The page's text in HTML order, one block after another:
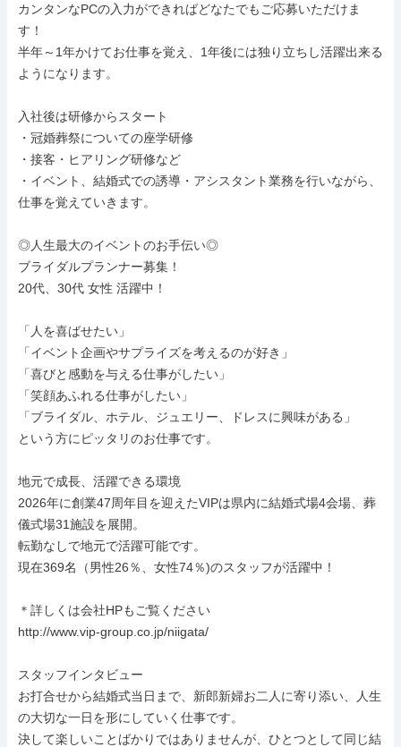
カンタンなPCの入力ができればどなたでもご応募いただけま
す！
半年～1年かけてお仕事を覚え、1年後には独り立ちし活躍出来る
ようになります。
入社後は研修からスタート
・冠婚葬祭についての座学研修
・接客・ヒアリング研修など
・イベント、結婚式での誘導・アシスタント業務を行いながら、
仕事を覚えていきます。
◎人生最大のイベントのお手伝い◎
ブライダルプランナー募集！
20代、30代 女性 活躍中！
「人を喜ばせたい」
「イベント企画やサプライズを考えるのが好き」
「喜びと感動を与える仕事がしたい」
「笑顔あふれる仕事がしたい」
「ブライダル、ホテル、ジュエリー、ドレスに興味がある」
という方にピッタリのお仕事です。
地元で成長、活躍できる環境
2026年に創業47周年目を迎えたVIPは県内に結婚式場4会場、葬
儀式場31施設を展開。
転勤なしで地元で活躍可能です。
現在369名（男性26％、女性74％)のスタッフが活躍中！
＊詳しくは会社HPもご覧ください
http://www.vip-group.co.jp/niigata/
スタッフインタビュー
お打合せから結婚式当日まで、新郎新婦お二人に寄り添い、人生
の大切な一日を形にしていく仕事です。
決して楽しいことばかりではありませんが、ひとつとして同じ結